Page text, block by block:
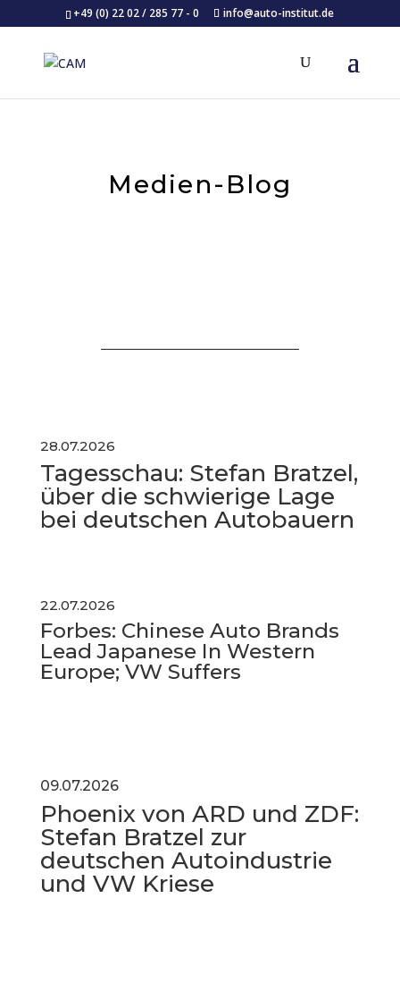
+49 (0) 22 02 / 285 77 - 0 info@auto-institut.de
Medien-Blog
28.07.2026
Tagesschau: Stefan Bratzel,
über die schwierige Lage
bei deutschen Autobauern
22.07.2026
Forbes: Chinese Auto Brands
Lead Japanese In Western
Europe; VW Suffers
09.07.2026
Phoenix von ARD und ZDF:
Stefan Bratzel zur
deutschen Autoindustrie
und VW Kriese